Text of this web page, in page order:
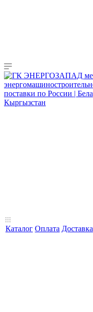
Каталог Оплата Доставка